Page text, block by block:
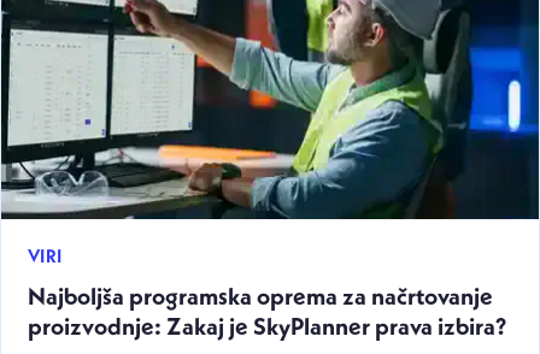
VIRI
Najboljša programska oprema za načrtovanje
proizvodnje: Zakaj je SkyPlanner prava izbira?